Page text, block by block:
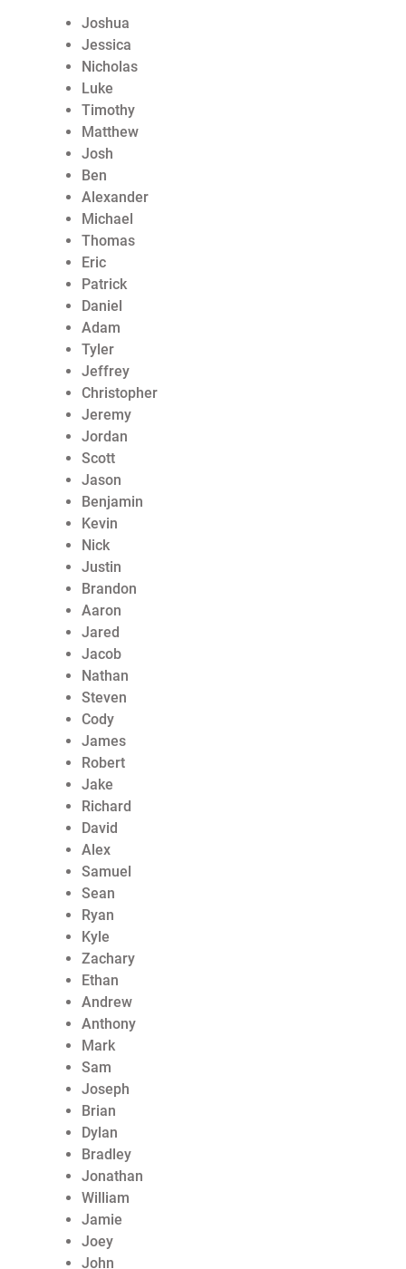
Joshua
Jessica
Nicholas
Luke
Timothy
Matthew
Josh
Ben
Alexander
Michael
Thomas
Eric
Patrick
Daniel
Adam
Tyler
Jeffrey
Christopher
Jeremy
Jordan
Scott
Jason
Benjamin
Kevin
Nick
Justin
Brandon
Aaron
Jared
Jacob
Nathan
Steven
Cody
James
Robert
Jake
Richard
David
Alex
Samuel
Sean
Ryan
Kyle
Zachary
Ethan
Andrew
Anthony
Mark
Sam
Joseph
Brian
Dylan
Bradley
Jonathan
William
Jamie
Joey
John